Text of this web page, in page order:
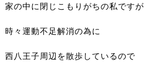
家の中に閉じこもりがちの私ですが
時々運動不足解消の為に
西八王子周辺を散歩しているので